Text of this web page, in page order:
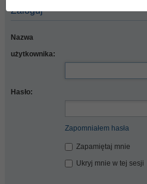
Zaloguj
Nazwa
użytkownika:
Hasło:
Zapomniałem hasła
Zapamiętaj mnie
Ukryj mnie w tej sesji